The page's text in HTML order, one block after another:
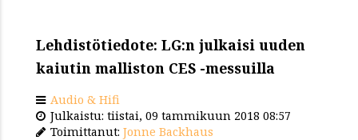
Lehdistötiedote: LG:n julkaisi uuden
kaiutin malliston CES -messuilla
Audio & Hifi
Julkaistu: tiistai, 09 tammikuun 2018 08:57
Toimittanut: Jonne Backhaus